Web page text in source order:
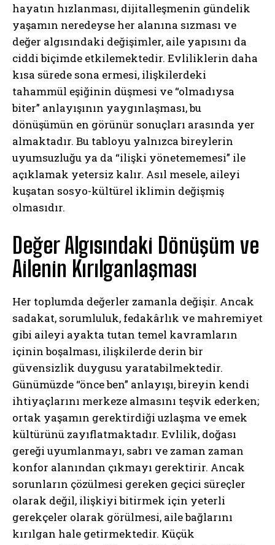
hayatın hızlanması, dijitalleşmenin gündelik
yaşamın neredeyse her alanına sızması ve
değer algısındaki değişimler, aile yapısını da
ciddi biçimde etkilemektedir. Evliliklerin daha
kısa sürede sona ermesi, ilişkilerdeki
tahammül eşiğinin düşmesi ve “olmadıysa
biter” anlayışının yaygınlaşması, bu
dönüşümün en görünür sonuçları arasında yer
almaktadır. Bu tabloyu yalnızca bireylerin
uyumsuzluğu ya da “ilişki yönetememesi” ile
açıklamak yetersiz kalır. Asıl mesele, aileyi
kuşatan sosyo-kültürel iklimin değişmiş
olmasıdır.
Değer Algısındaki Dönüşüm ve
Ailenin Kırılganlaşması
Her toplumda değerler zamanla değişir. Ancak
sadakat, sorumluluk, fedakârlık ve mahremiyet
gibi aileyi ayakta tutan temel kavramların
içinin boşalması, ilişkilerde derin bir
güvensizlik duygusu yaratabilmektedir.
Günümüzde “önce ben” anlayışı, bireyin kendi
ihtiyaçlarını merkeze almasını teşvik ederken;
ortak yaşamın gerektirdiği uzlaşma ve emek
kültürünü zayıflatmaktadır. Evlilik, doğası
gereği uyumlanmayı, sabrı ve zaman zaman
konfor alanından çıkmayı gerektirir. Ancak
sorunların çözülmesi gereken geçici süreçler
olarak değil, ilişkiyi bitirmek için yeterli
gerekçeler olarak görülmesi, aile bağlarını
kırılgan hale getirmektedir. Küçük